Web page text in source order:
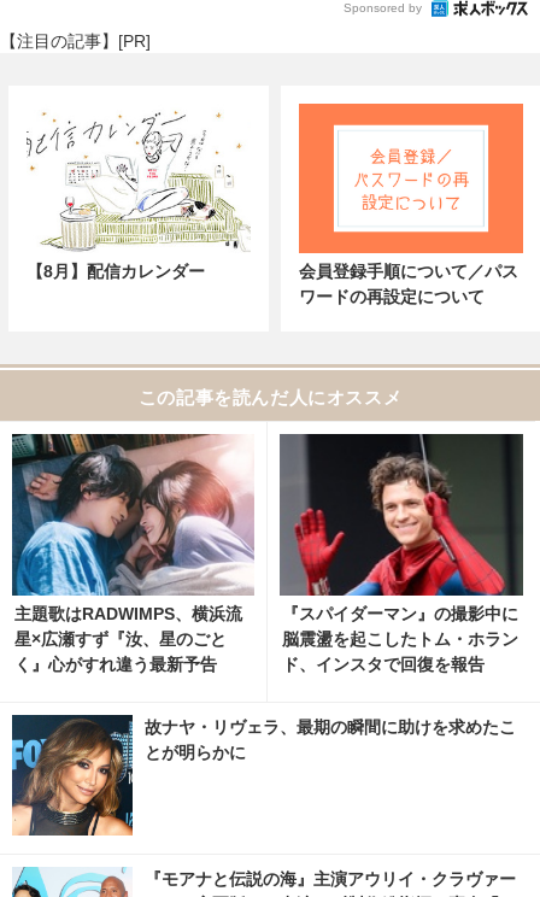
Sponsored by
【注目の記事】[PR]
【8月】配信カレンダー
会員登録手順について／パス
ワードの再設定について
この記事を読んだ人にオススメ
主題歌はRADWIMPS、横浜流
星×広瀬すず『汝、星のごと
く』心がすれ違う最新予告
『スパイダーマン』の撮影中に
脳震盪を起こしたトム・ホラン
ド、インスタで回復を報告
故ナヤ・リヴェラ、最期の瞬間に助けを求めたこ
とが明らかに
『モアナと伝説の海』主演アウリイ・クラヴァー